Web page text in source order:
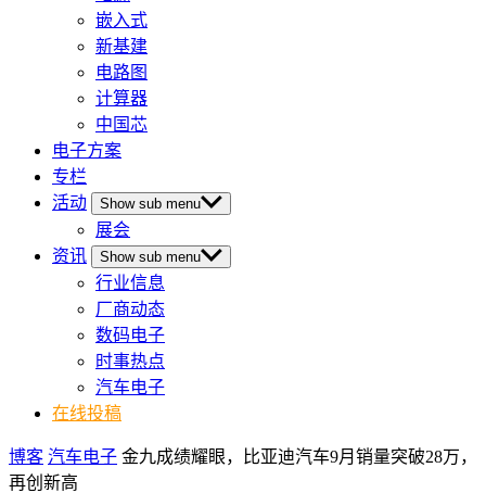
嵌入式
新基建
电路图
计算器
中国芯
电子方案
专栏
活动
Show sub menu
展会
资讯
Show sub menu
行业信息
厂商动态
数码电子
时事热点
汽车电子
在线投稿
博客 汽车电子 金九成绩耀眼，比亚迪汽车9月销量突破28万，
再创新高